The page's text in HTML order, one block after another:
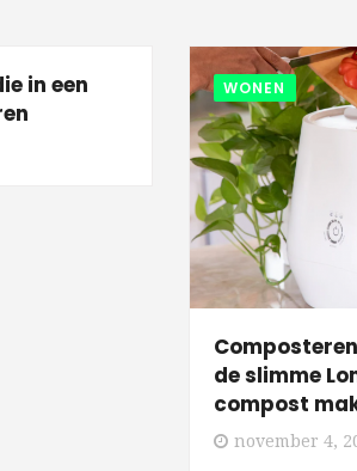
in een
WONEN
de slimme
compost
november 4,